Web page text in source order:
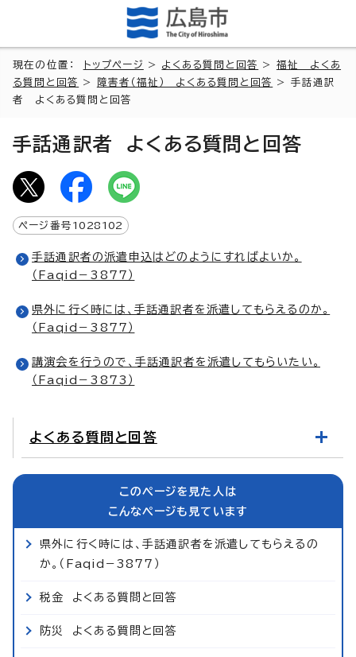
現在の位置： トップページ > よくある質問と回答 > 福祉 よくあ
る質問と回答
> 障害者（福祉） よくある質問と回答
> 手話通訳
者 よくある質問と回答
手話通訳者 よくある質問と回答
ページ番号 1028102
手話通訳者の派遣申込はどのようにすればよいか。
（Faqid－3877）
県外に行く時には、手話通訳者を派遣してもらえるのか。
（Faqid－3877）
講演会を行うので、手話通訳者を派遣してもらいたい。
（Faqid－3873）
よくある質問と回答
このページを見た人は
こんなページも見ています
県外に行く時には、手話通訳者を派遣してもらえるの
か。（Faqid−3877）
税金 よくある質問と回答
防災 よくある質問と回答